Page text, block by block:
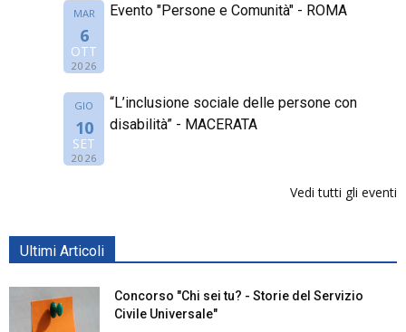
MAR
6
OTT
2026
Evento "Persone e Comunità" - ROMA
GIO
10
SET
2026
“L’inclusione sociale delle persone con
disabilità” - MACERATA
Vedi tutti gli eventi
Ultimi Articoli
Concorso "Chi sei tu? - Storie del Servizio
Civile Universale"